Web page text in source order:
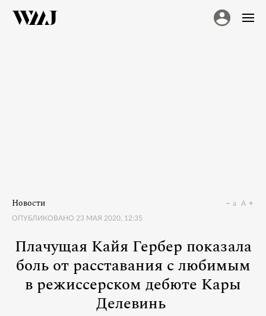
Новости
ОПУБЛИКОВАНО 23 МАЯ 2020, 12:35
a A
Плачущая Кайя Гербер показала
боль от расставания с любимым
в режиссерском дебюте Кары
Делевинь